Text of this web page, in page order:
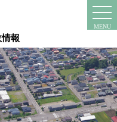
情報
MENU